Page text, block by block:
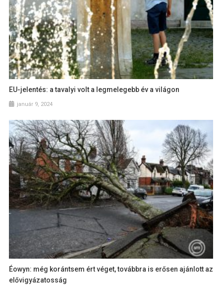
EU-jelentés: a tavalyi volt a legmelegebb év a világon
január 9, 2024
Éowyn: még korántsem ért véget, továbbra is erősen ajánlott az
elővigyázatosság